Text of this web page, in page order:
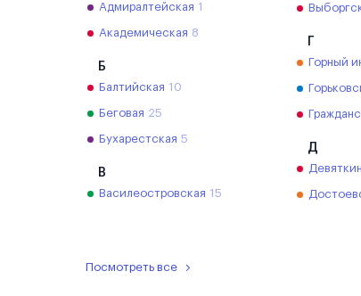
Адмиралтейская 1
Академическая 8
Б
Балтийская 10
Беговая 25
Бухарестская 5
В
Василеостровская 15
Горный
Д
Посмотреть все